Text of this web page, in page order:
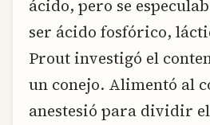
ácido, pero se
ser ácido fosfórico,
Prout investigó el
un conejo. Alimentó al
anestesió para dividir